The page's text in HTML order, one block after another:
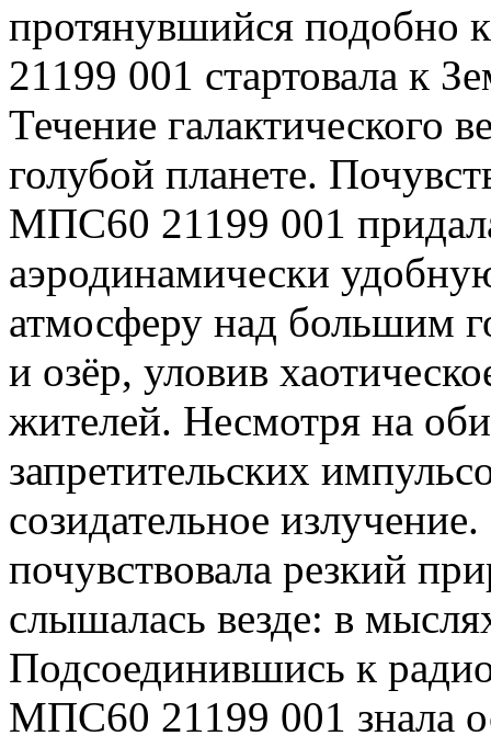
протянувшийся подобно
21199 001 стартовала к
Течение галактического
голубой планете.
МПС60 21199 001
аэродинамически
атмосферу над большим
и озёр, уловив
жителей. Несмотря на
запретительских
созидательное
почувствовала резкий
слышалась везде: в
Подсоединившись к
МПС60 21199 001 знала